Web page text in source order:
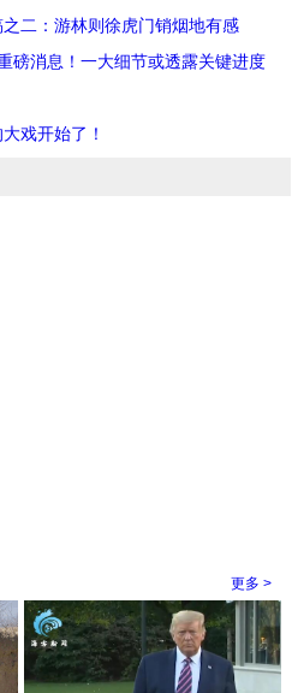
二：游林则徐虎门销烟地有感
磅消息！一大细节或透露关键进度
戏开始了！
更多 >